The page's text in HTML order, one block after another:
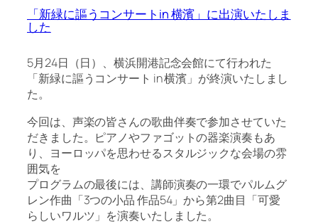
「新緑に謳うコンサートin 横濱」に出演いたしま
した
5月24日（日）、横浜開港記念会館にて行われた
「新緑に謳うコンサート in 横濱」が終演いたしまし
た。
今回は、声楽の皆さんの歌曲伴奏で参加させていた
だきました。ピアノやファゴットの器楽演奏もあ
り、ヨーロッパを思わせるスタルジックな会場の雰
囲気を
プログラムの最後には、講師演奏の一環でパルムグ
レン作曲「3つの小品 作品54」から第2曲目「可愛
らしいワルツ」を演奏いたしました。